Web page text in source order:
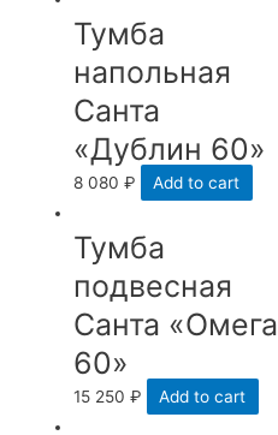
Тумба
напольная
Санта
«Дублин 60»
8 080₽ Add to cart
Тумба
подвесная
Санта «Омега
60»
15 250₽ Add to cart